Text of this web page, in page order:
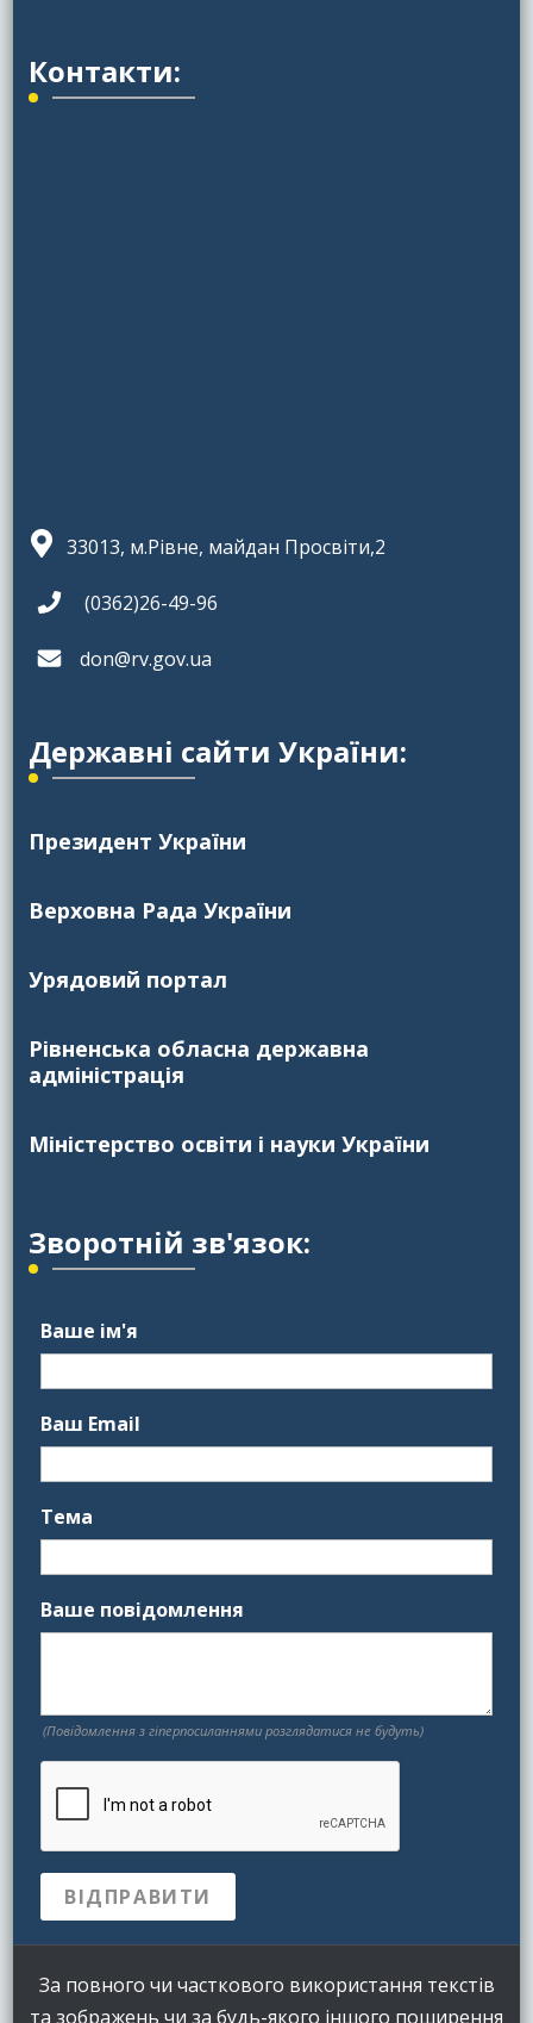
Контакти:
33013, м.Рівне, майдан Просвіти,2
(0362)26-49-96
don@rv.gov.ua
Державні сайти України:
Президент України
Верховна Рада України
Урядовий портал
Рівненська обласна державна
адміністрація
Міністерство освіти і науки України
Зворотній зв'язок:
Ваше ім'я
Ваш Email
Тема
Ваше повідомлення
(Повідомлення з гіперпосиланнями розглядатися не будуть)
За повного чи часткового використання текстів
та зображень чи за будь-якого іншого поширення